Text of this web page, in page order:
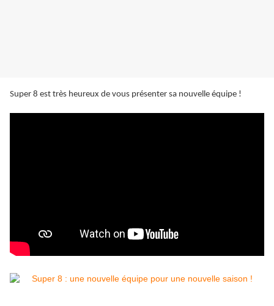
Super 8 est très heureux de vous présenter sa nouvelle équipe !